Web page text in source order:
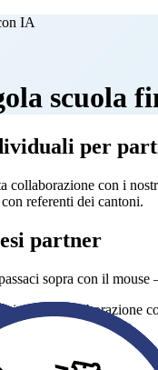
IA
scuola
per
collaborazione con i
referenti dei cantoni.
partner
sopra con il
Avvio
Glarus
Uri
Wallis
Novas Medias
del progetto
Zug
progetto
progetto
casi la collaborazione
specifico per cantone.